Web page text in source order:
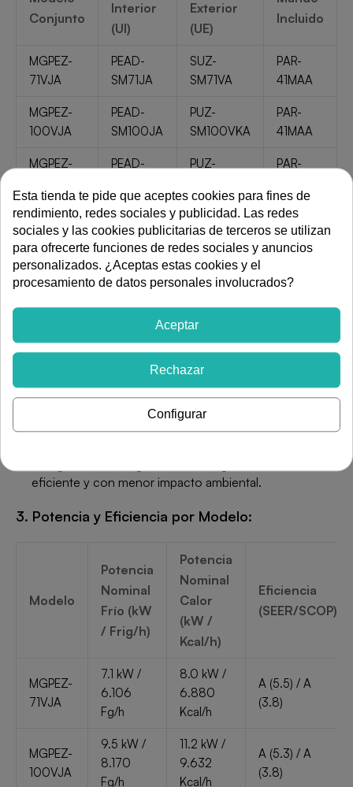
Conjunto
Interior
(UI)
Exterior
(UE)
Incluido
MGPEZ-
71VJA
PEAD-
SM71JA
SUZ-
SM71VA
PAR-
41MAA
MGPEZ-
100VJA
PEAD-
SM100JA
PUZ-
SM100VKA
PAR-
41MAA
MGPEZ-
PEAD-
PUZ-
PAR-
MGPEZ-
140VJA
PEAD-
SM140JA
PUZ-
SM140VKA
PAR-
41MAA
2. Características Comunes Destacadas:
tienen una altura de solo 250 mm (Bajo Perfil),
facilitando su instalación en techos con poco espacio.
Bomba de Drenaje: Incluida de serie para una
instalación más sencilla.
para adaptarse a redes de conductos largas y
eficiente y con menor impacto ambiental.
3. Potencia y Eficiencia por Modelo:
Modelo
Potencia
Nominal
Frío (kW
/ Frig/h)
Potencia
Nominal
Calor
(kW /
Kcal/h)
Eficiencia
(SEER/SCOP)
MGPEZ-
71VJA
7.1 kW /
6.106
Fg/h
8.0 kW /
6.880
Kcal/h
A (5.5) / A
(3.8)
MGPEZ-
100VJA
9.5 kW /
8.170
Fg/h
11.2 kW /
9.632
Kcal/h
A (5.3) / A
(3.8)
Esta tienda te pide que aceptes cookies para fines de
rendimiento, redes sociales y publicidad. Las redes
sociales y las cookies publicitarias de terceros se utilizan
para ofrecerte funciones de redes sociales y anuncios
personalizados. ¿Aceptas estas cookies y el
procesamiento de datos personales involucrados?
Aceptar
Rechazar
Configurar